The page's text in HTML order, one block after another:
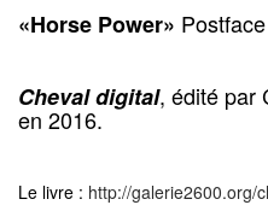
«Horse Power» Postface
Cheval digital, édité par
en 2016.
Le livre : http://galerie2600.org/